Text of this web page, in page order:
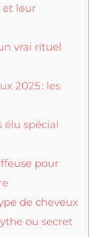
et leur
vrai rituel
2025 : les
élu spécial
pour
de cheveux
ou secret